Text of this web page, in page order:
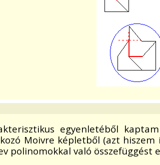
egyenletéből
Moivre képletből (azt
polinomokkal való